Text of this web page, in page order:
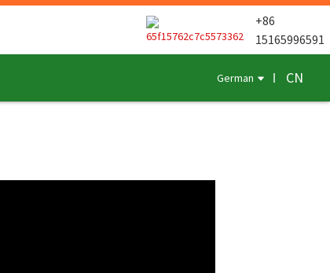
+86
15165996591
German CN